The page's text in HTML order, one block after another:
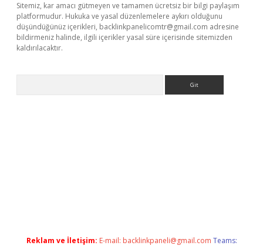
Sitemiz, kar amacı gütmeyen ve tamamen ücretsiz bir bilgi paylaşım
platformudur. Hukuka ve yasal düzenlemelere aykırı olduğunu
düşündüğünüz içerikleri, backlinkpanelicomtr@gmail.com adresine
bildirmeniz halinde, ilgili içerikler yasal süre içerisinde sitemizden
kaldırılacaktır.
Reklam ve İletişim: E-mail: backlinkpaneli@gmail.com Teams: